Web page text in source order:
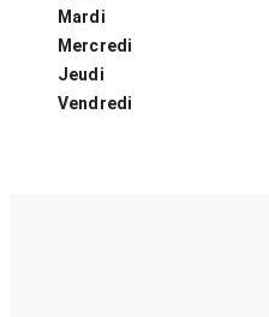
Mardi
Mercredi
Jeudi
Vendredi